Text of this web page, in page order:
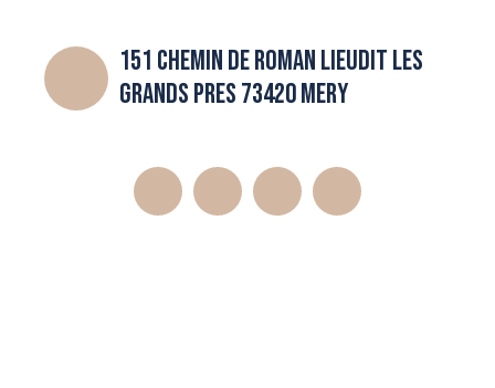
151 CHEMIN DE ROMAN LIEUDIT LES
GRANDS PRES 73420 MERY